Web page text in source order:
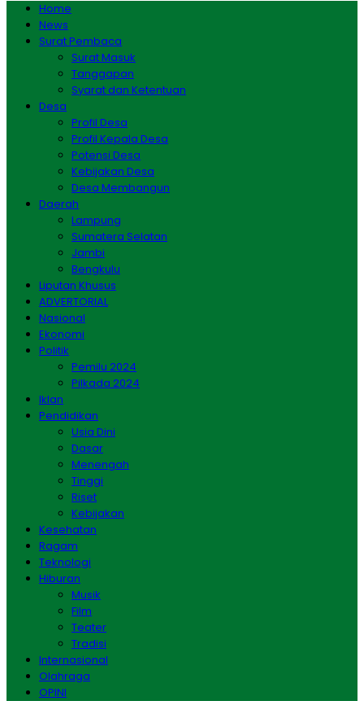
Home
News
Surat Pembaca
Surat Masuk
Tanggapan
Syarat dan Ketentuan
Desa
Profil Desa
Profil Kepala Desa
Potensi Desa
Kebijakan Desa
Desa Membangun
Daerah
Lampung
Sumatera Selatan
Jambi
Bengkulu
Liputan Khusus
ADVERTORIAL
Nasional
Ekonomi
Politik
Pemilu 2024
Pilkada 2024
Iklan
Pendidikan
Usia Dini
Dasar
Menengah
Tinggi
Riset
Kebijakan
Kesehatan
Ragam
Teknologi
Hiburan
Musik
Film
Teater
Tradisi
Internasional
Olahraga
OPINI